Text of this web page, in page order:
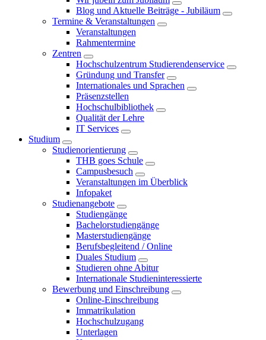
Blog und Aktuelle Beiträge - Jubiläum
Termine & Veranstaltungen
Veranstaltungen
Rahmentermine
Zentren
Hochschulzentrum Studierendenservice
Gründung und Transfer
Internationales und Sprachen
Präsenzstellen
Hochschulbibliothek
Qualität der Lehre
IT Services
Studium
Studienorientierung
THB goes Schule
Campusbesuch
Veranstaltungen im Überblick
Infopaket
Studienangebote
Studiengänge
Bachelorstudiengänge
Masterstudiengänge
Berufsbegleitend / Online
Duales Studium
Studieren ohne Abitur
Internationale Studieninteressierte
Bewerbung und Einschreibung
Online-Einschreibung
Immatrikulation
Hochschulzugang
Unterlagen